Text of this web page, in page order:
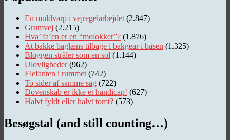
En muldvarp i vejregelarbejdet (2.847)
Grumvej (2.215)
Hva’ fa’en er en “molokker”? (1.876)
At bakke baglæns tilbage i bakgear i båsen (1.325)
Bloggen stråler som en sol (1.144)
Ulovligheder (962)
Elefanten i rummet (742)
To sider af samme sag (722)
Dovenskab er ikke et handicap! (627)
Halvt fyldt eller halvt tomt? (573)
Besøgstal (and still counting…)